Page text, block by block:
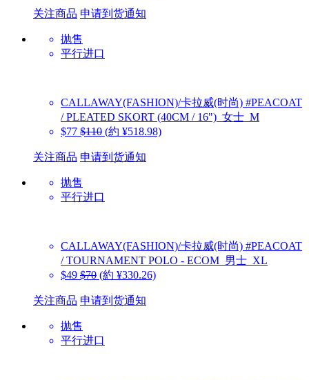
关注商品 申请到货通知
抛售
平行进口
CALLAWAY(FASHION)/卡拉威(时尚) #PEACOAT
/ PLEATED SKORT (40CM / 16")_女士_M
$77 $110 (約 ¥518.98)
关注商品 申请到货通知
抛售
平行进口
CALLAWAY(FASHION)/卡拉威(时尚) #PEACOAT
/ TOURNAMENT POLO - ECOM_男士_XL
$49 $70 (約 ¥330.26)
关注商品 申请到货通知
抛售
平行进口